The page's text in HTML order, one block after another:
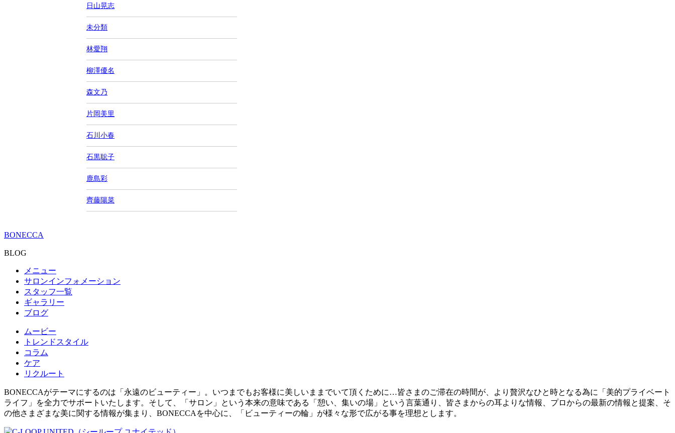
日山晃志
未分類
林愛翔
柳澤優名
森文乃
片岡美里
石川小春
石黒聡子
鹿島彩
齊藤陽菜
BONECCA
BLOG
メニュー
サロンインフォメーション
スタッフ一覧
ギャラリー
ブログ
ムービー
トレンドスタイル
コラム
ケア
リクルート
BONECCAがテーマにするのは「永遠のビューティー」。いつまでもお客様に美しいままでいて頂くために…皆さまのご滞在の時間が、より贅沢なひと時となる為に「美的プライベート
ライフ」を全力でサポートいたします。そして、「サロン」という本来の意味である「憩い、集いの場」という言葉通り、皆さまからの耳よりな情報、プロからの最新の情報と提案、そ
の他さまざまな美に関する情報が集まり、BONECCAを中心に、「ビューティーの輪」が様々な形で広がる事を理想とします。